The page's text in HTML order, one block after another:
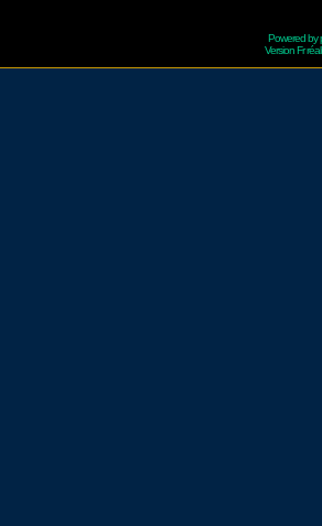
Powered by
Version Fr